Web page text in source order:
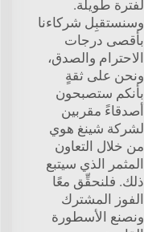
لفترة طويلة.
وسنستقبِل شركاءنا
بأقصى درجات
الاحترام والصدق،
ونحن على ثقةٍ
بأنكم ستصبحون
أصدقاءً مقربين
لشركة شينغ هوي
من خلال التعاون
المثمر الذي سيتبع
ذلك. فلنحقِّق معًا
الفوز المشترك
ونصنع الأسطورة